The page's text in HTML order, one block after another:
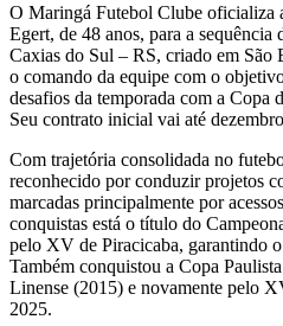
O Maringá Futebol Clube oficializa
Egert, de 48 anos, para a
Caxias do Sul – RS, criado em São
o comando da equipe com o
desafios da temporada com a Copa
Seu contrato inicial vai até
Com trajetória consolidada no
reconhecido por conduzir projetos
marcadas principalmente por
conquistas está o título do
pelo XV de Piracicaba, garantindo o
Também conquistou a Copa
Linense (2015) e novamente pelo
2025.